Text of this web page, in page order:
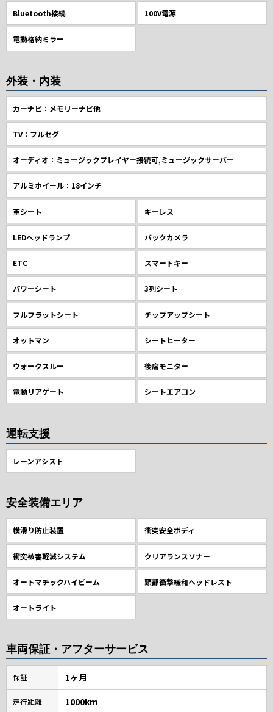
Bluetooth接続 100V電源
電動格納ミラー
外装・内装
カーナビ：メモリーナビ他
TV：フルセグ
オーディオ：ミュージックプレイヤー接続可,ミュージックサーバー
アルミホイール：18インチ
革シート キーレス
LEDヘッドランプ バックカメラ
ETC スマートキー
パワーシート 3列シート
フルフラットシート チップアップシート
オットマン シートヒーター
ウォークスルー 後席モニター
電動リアゲート シートエアコン
運転支援
レーンアシスト
安全装備エリア
横滑り防止装置 衝突安全ボディ
衝突被害軽減システム クリアランスソナー
オートマチックハイビーム 頸部衝撃緩和ヘッドレスト
オートライト
車両保証・アフターサービス
保証 1ヶ月
走行距離 1000km